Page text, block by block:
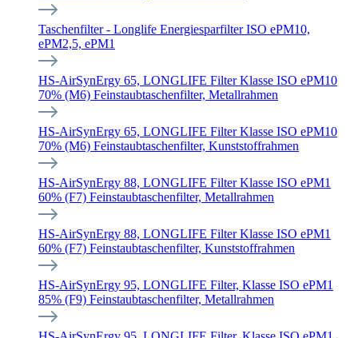
Taschenfilter - Longlife Energiesparfilter ISO ePM10,
ePM2,5, ePM1
HS-AirSynErgy 65, LONGLIFE Filter Klasse ISO ePM10
70% (M6) Feinstaubtaschenfilter, Metallrahmen
HS-AirSynErgy 65, LONGLIFE Filter Klasse ISO ePM10
70% (M6) Feinstaubtaschenfilter, Kunststoffrahmen
HS-AirSynErgy 88, LONGLIFE Filter Klasse ISO ePM1
60% (F7) Feinstaubtaschenfilter, Metallrahmen
HS-AirSynErgy 88, LONGLIFE Filter Klasse ISO ePM1
60% (F7) Feinstaubtaschenfilter, Kunststoffrahmen
HS-AirSynErgy 95, LONGLIFE Filter, Klasse ISO ePM1
85% (F9) Feinstaubtaschenfilter, Metallrahmen